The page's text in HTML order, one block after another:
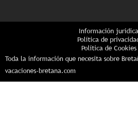
Información jurídica
Política de
Política de Cookies
Toda la información que necesita sobre
vacaciones-bretana.com